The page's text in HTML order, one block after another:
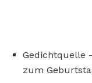
Gedichtquelle
zum